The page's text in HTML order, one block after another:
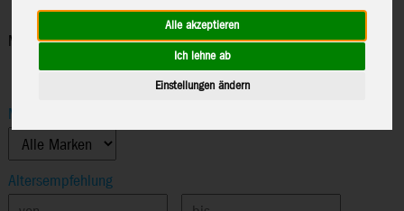
Alle akzeptieren
Ich lehne ab
Einstellungen ändern
Marvel The Avengers
Marke
Altersempfehlung